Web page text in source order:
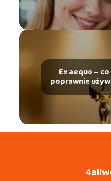
Ex aequo –
poprawnie